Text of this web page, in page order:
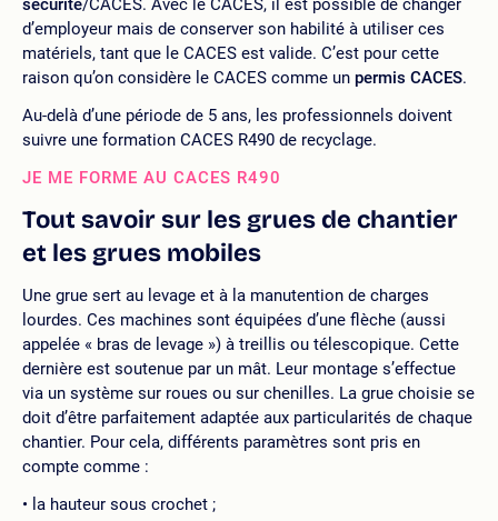
sécurité/CACES. Avec le CACES, il est possible de changer
d’employeur mais de conserver son habilité à utiliser ces
matériels, tant que le CACES est valide. C’est pour cette
raison qu’on considère le CACES comme un permis CACES.
Au-delà d’une période de 5 ans, les professionnels doivent
suivre une formation CACES R490 de recyclage.
JE ME FORME AU CACES R490
Tout savoir sur les grues de chantier
et les grues mobiles
Une grue sert au levage et à la manutention de charges
lourdes. Ces machines sont équipées d’une flèche (aussi
appelée « bras de levage ») à treillis ou télescopique. Cette
dernière est soutenue par un mât. Leur montage s’effectue
via un système sur roues ou sur chenilles. La grue choisie se
doit d’être parfaitement adaptée aux particularités de chaque
chantier. Pour cela, différents paramètres sont pris en
compte comme :
la hauteur sous crochet ;